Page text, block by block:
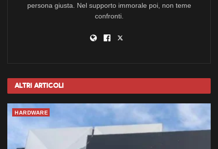
persona giusta. Nel supporto immorale poi, non teme
confronti.
Altri Articoli
HARDWARE